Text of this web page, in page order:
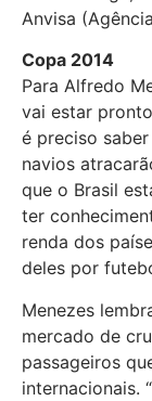
Anvisa
Copa 2014
Para Alfredo
vai estar
é preciso
navios
que o Brasil
ter
renda dos
deles por
Menezes
mercado de
passageiros
internacionais.